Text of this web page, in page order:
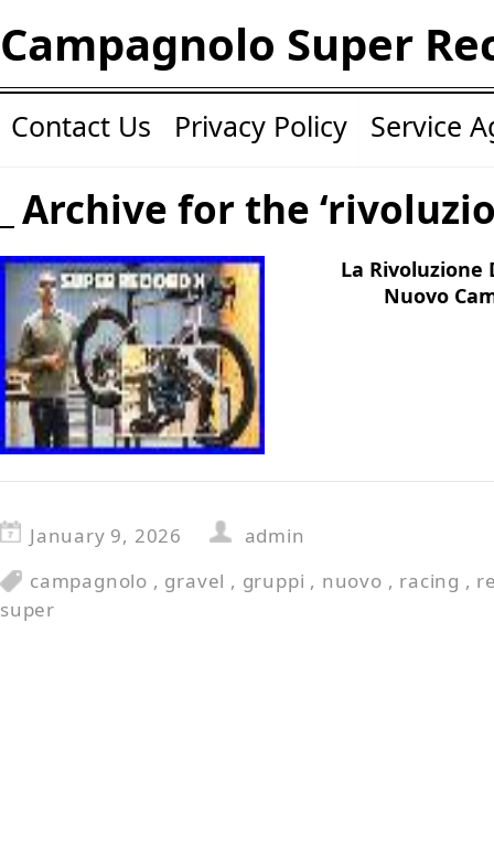
Campagnolo Super
Contact Us Privacy Policy Service
Archive for the
La Rivoluzione
Nuovo
January 9, 2026
admin
campagnolo , gravel , gruppi , nuovo , racing ,
super